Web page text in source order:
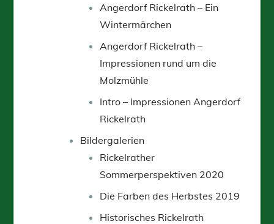
Angerdorf Rickelrath – Ein
Wintermärchen
Angerdorf Rickelrath –
Impressionen rund um die
Molzmühle
Intro – Impressionen Angerdorf
Rickelrath
Bildergalerien
Rickelrather
Sommerperspektiven 2020
Die Farben des Herbstes 2019
Historisches Rickelrath